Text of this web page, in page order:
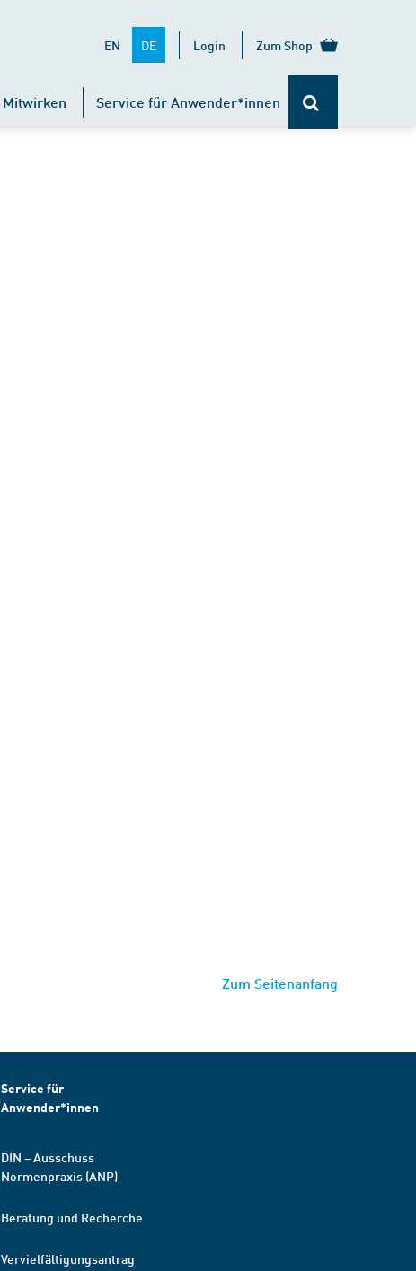
EN DE Login Zum Shop
Mitwirken Service für Anwender*innen
Zum Seitenanfang
Service für
Anwender*innen
DIN – Ausschuss
Normenpraxis (ANP)
Beratung und Recherche
Vervielfältigungsantrag